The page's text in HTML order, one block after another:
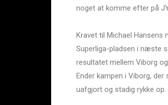
noget at komme efter på
Kravet til Michael Hansens
Superliga-pladsen i næste
resultatet mellem Viborg
Ender kampen i Viborg,
uafgjort og stadig rykke op.